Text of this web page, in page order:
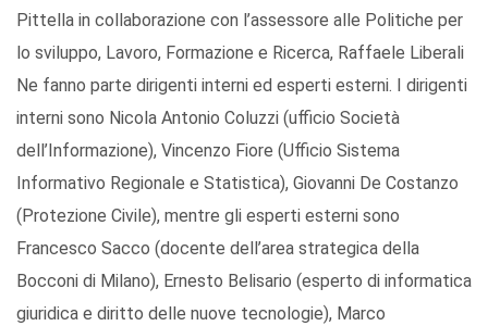
Pittella in collaborazione con l’assessore alle Politiche per
lo sviluppo, Lavoro, Formazione e Ricerca, Raffaele Liberali
Ne fanno parte dirigenti interni ed esperti esterni. I dirigenti
interni sono Nicola Antonio Coluzzi (ufficio Società
dell’Informazione), Vincenzo Fiore (Ufficio Sistema
Informativo Regionale e Statistica), Giovanni De Costanzo
(Protezione Civile), mentre gli esperti esterni sono
Francesco Sacco (docente dell’area strategica della
Bocconi di Milano), Ernesto Belisario (esperto di informatica
giuridica e diritto delle nuove tecnologie), Marco